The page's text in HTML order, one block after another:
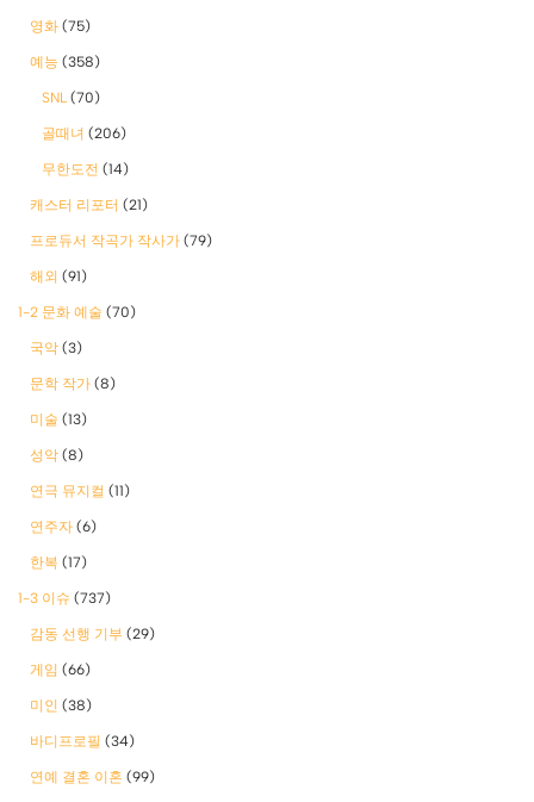
영화 (75)
예능 (358)
SNL (70)
골때녀 (206)
무한도전 (14)
캐스터 리포터 (21)
프로듀서 작곡가 작사가 (79)
해외 (91)
1-2 문화 예술 (70)
국악 (3)
문학 작가 (8)
미술 (13)
성악 (8)
연극 뮤지컬 (11)
연주자 (6)
한복 (17)
1-3 이슈 (737)
감동 선행 기부 (29)
게임 (66)
미인 (38)
바디프로필 (34)
연예 결혼 이혼 (99)